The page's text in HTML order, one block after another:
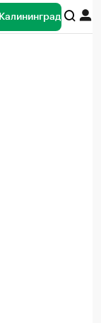
Калининград